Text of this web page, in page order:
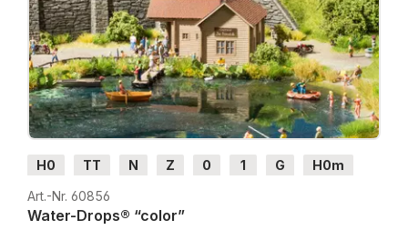
H0 TT N Z 0 1 G
H0m
H0e
Art.-Nr. 60856
Water-Drops® “color”